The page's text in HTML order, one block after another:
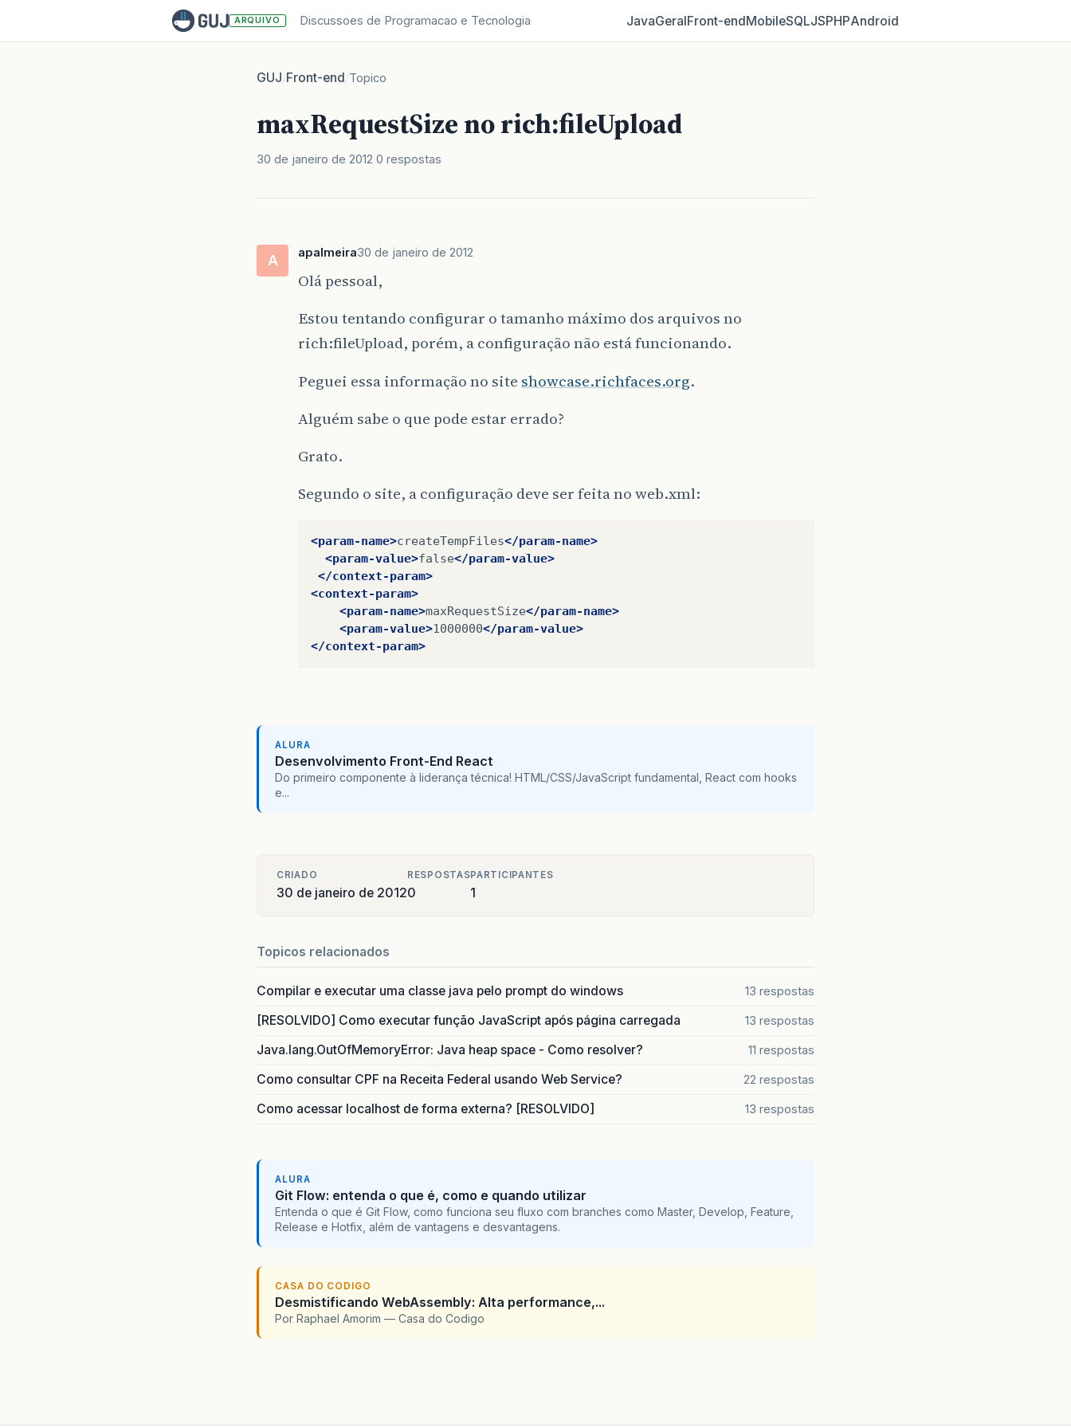
ARQUIVO Discussoes de Programacao e Tecnologia JavaGeralFront‑endMobileSQLJSPHPAndroid
GUJ/Front-end/Topico
maxRequestSize no rich:fileUpload
30 de janeiro de 2012 0 respostas
A apalmeira30 de janeiro de 2012
Olá pessoal,
Estou tentando configurar o tamanho máximo dos arquivos no
rich:fileUpload, porém, a configuração não está funcionando.
Peguei essa informação no site showcase.richfaces.org.
Alguém sabe o que pode estar errado?
Grato.
Segundo o site, a configuração deve ser feita no web.xml:
<param-name>createTempFiles</param-name>
<param-value>false</param-value>
</context-param>
<context-param>
<param-name>maxRequestSize</param-name>
<param-value>1000000</param-value>
</context-param>
ALURA
Desenvolvimento Front-End React
Do primeiro componente à liderança técnica! HTML/CSS/JavaScript fundamental, React com hooks
e...
CRIADO
30 de janeiro de 2012
RESPOSTAS
0
PARTICIPANTES
1
Topicos relacionados
Compilar e executar uma classe java pelo prompt do windows 13 respostas
[RESOLVIDO] Como executar função JavaScript após página carregada 13 respostas
Java.lang.OutOfMemoryError: Java heap space - Como resolver? 11 respostas
Como consultar CPF na Receita Federal usando Web Service? 22 respostas
Como acessar localhost de forma externa? [RESOLVIDO] 13 respostas
ALURA
Git Flow: entenda o que é, como e quando utilizar
Entenda o que é Git Flow, como funciona seu fluxo com branches como Master, Develop, Feature,
Release e Hotfix, além de vantagens e desvantagens.
CASA DO CODIGO
Desmistificando WebAssembly: Alta performance,...
Por Raphael Amorim — Casa do Codigo